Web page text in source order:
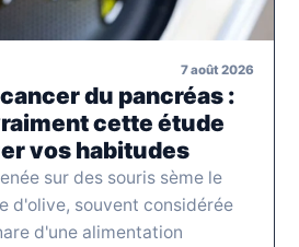
7 août 2026
du pancréas :
cette étude
vos habitudes
sur des souris sème le
d'olive, souvent considérée
d'une alimentation